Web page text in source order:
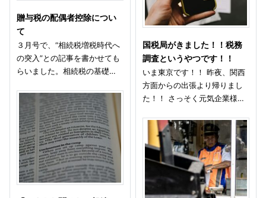
贈与税の配偶者控除につい
て
３月号で、“相続税増税時代へ
の突入”との記事を書かせても
らいました。相続税の基礎…
国税局がきました！！税務
調査というやつです！！
いま東京です！！ 昨夜、関西
方面からの出張より帰りまし
た！！ さっそく元気企業様…